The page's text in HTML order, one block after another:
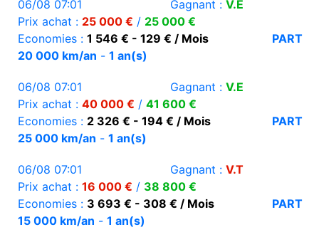
06/08 07:01 Gagnant : V.E
Prix achat : 25 000 € / 25 000 €
Economies : 1 546 € - 129 € / Mois
PART
20 000 km/an - 1 an(s)
06/08 07:01 Gagnant : V.E
Prix achat : 40 000 € / 41 600 €
Economies : 2 326 € - 194 € / Mois
PART
25 000 km/an - 1 an(s)
06/08 07:01 Gagnant : V.T
Prix achat : 16 000 € / 38 800 €
Economies : 3 693 € - 308 € / Mois
PART
15 000 km/an - 1 an(s)